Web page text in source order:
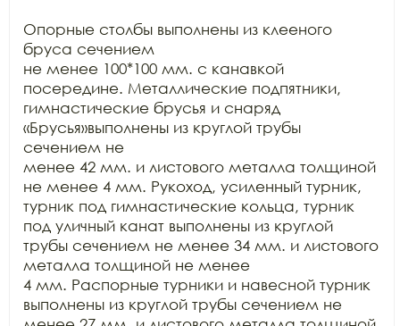
Опорные столбы выполнены из клееного
бруса сечением
не менее 100*100 мм. с канавкой
посередине. Металлические подпятники,
гимнастические брусья и снаряд
«Брусья»выполнены из круглой трубы
сечением не
менее 42 мм. и листового металла толщиной
не менее 4 мм. Рукоход, усиленный турник,
турник под гимнастические кольца, турник
под уличный канат выполнены из круглой
трубы сечением не менее 34 мм. и листового
металла толщиной не менее
4 мм. Распорные турники и навесной турник
выполнены из круглой трубы сечением не